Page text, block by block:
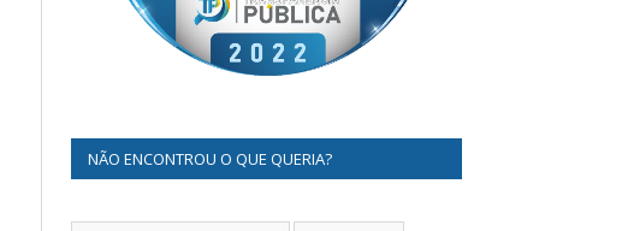
NÃO ENCONTROU O QUE QUERIA?